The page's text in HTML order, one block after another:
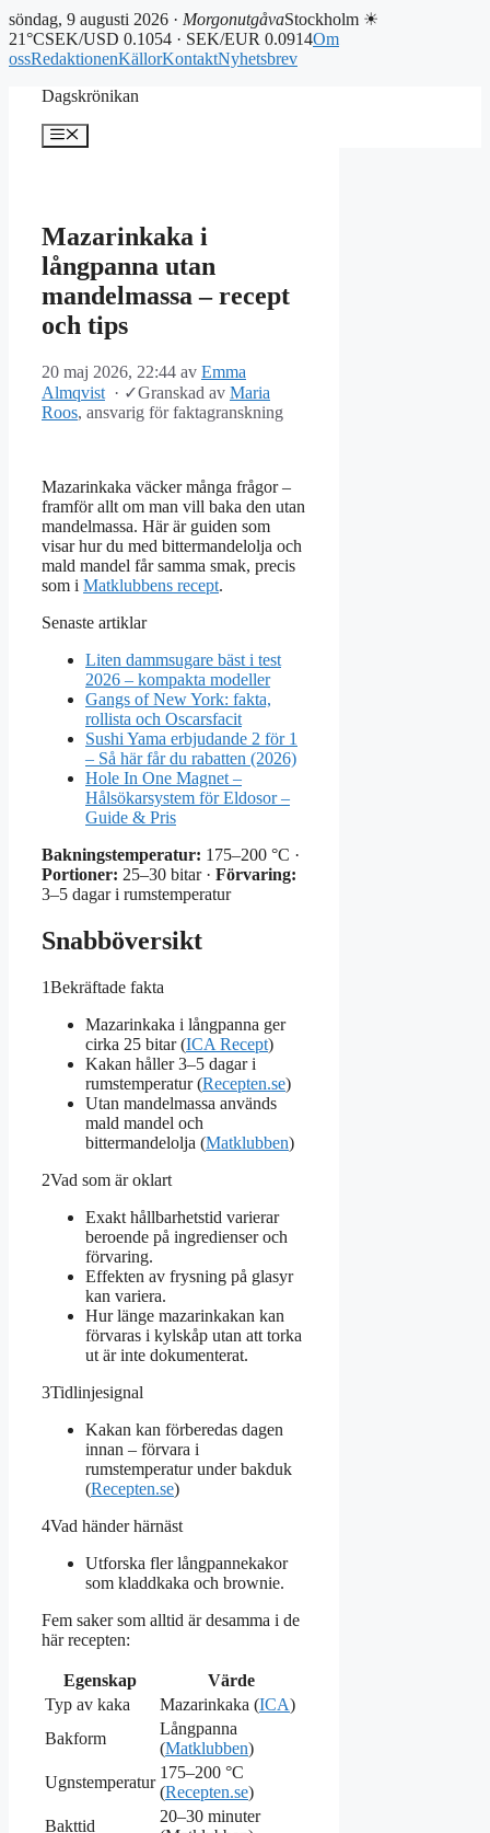
söndag, 9 augusti 2026 · MorgonutgåvaStockholm ☀
21°CSEK/USD 0.1054 · SEK/EUR 0.0914Om
ossRedaktionenKällorKontaktNyhetsbrev
Dagskrönikan
Meny
Mazarinkaka i
långpanna utan
mandelmassa – recept
och tips
20 maj 2026, 22:44 av Emma
Almqvist · ✓Granskad av Maria
Roos, ansvarig för faktagranskning
Mazarinkaka väcker många frågor –
framför allt om man vill baka den utan
mandelmassa. Här är guiden som
visar hur du med bittermandelolja och
mald mandel får samma smak, precis
som i Matklubbens recept.
Senaste artiklar
Liten dammsugare bäst i test
2026 – kompakta modeller
Gangs of New York: fakta,
rollista och Oscarsfacit
Sushi Yama erbjudande 2 för 1
– Så här får du rabatten (2026)
Hole In One Magnet –
Hålsökarsystem för Eldosor –
Guide & Pris
Bakningstemperatur: 175–200 °C ·
Portioner: 25–30 bitar · Förvaring:
3–5 dagar i rumstemperatur
Snabböversikt
1Bekräftade fakta
Mazarinkaka i långpanna ger
cirka 25 bitar (ICA Recept)
Kakan håller 3–5 dagar i
rumstemperatur (Recepten.se)
Utan mandelmassa används
mald mandel och
bittermandelolja (Matklubben)
2Vad som är oklart
Exakt hållbarhetstid varierar
beroende på ingredienser och
förvaring.
Effekten av frysning på glasyr
kan variera.
Hur länge mazarinkakan kan
förvaras i kylskåp utan att torka
ut är inte dokumenterat.
3Tidlinjesignal
Kakan kan förberedas dagen
innan – förvara i
rumstemperatur under bakduk
(Recepten.se)
4Vad händer härnäst
Utforska fler långpannekakor
som kladdkaka och brownie.
Fem saker som alltid är desamma i de
här recepten:
Egenskap
Värde
Typ av kaka
Mazarinkaka (ICA)
Bakform
Långpanna
(Matklubben)
Ugnstemperatur
175–200 °C
(Recepten.se)
Bakttid
20–30 minuter